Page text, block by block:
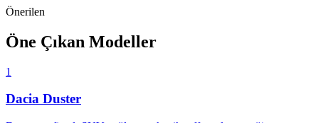
Önerilen
Öne Çıkan Modeller
1
Dacia Duster